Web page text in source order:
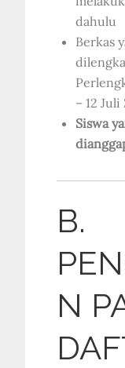
dahulu
Berkas
– 12
Siswa
B.
N